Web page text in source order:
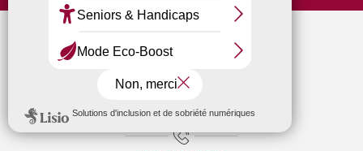
Exposition "Avec le vin comme complice" et "La nature est
Spectacle de la cie Bassa Toscana
Trois Petits Tours et puis Dansons !
La Cathédrale Saint-Etienne et sa crypte
Expositions Chapelle d'Avigneau - Escamps